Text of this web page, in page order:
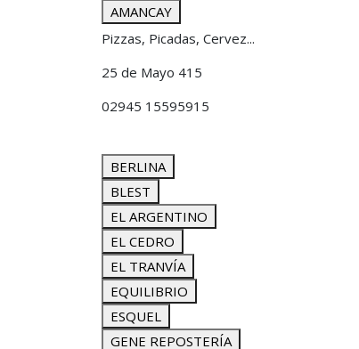
AMANCAY
Pizzas, Picadas, Cervez...
25 de Mayo 415
02945 15595915
BERLINA
BLEST
EL ARGENTINO
EL CEDRO
EL TRANVÍA
EQUILIBRIO
ESQUEL
GENE REPOSTERÍA